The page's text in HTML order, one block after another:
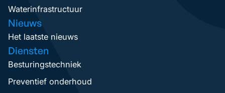
Waterinfrastructuur
Nieuws
Het laatste nieuws
Diensten
Besturingstechniek
Preventief onderhoud